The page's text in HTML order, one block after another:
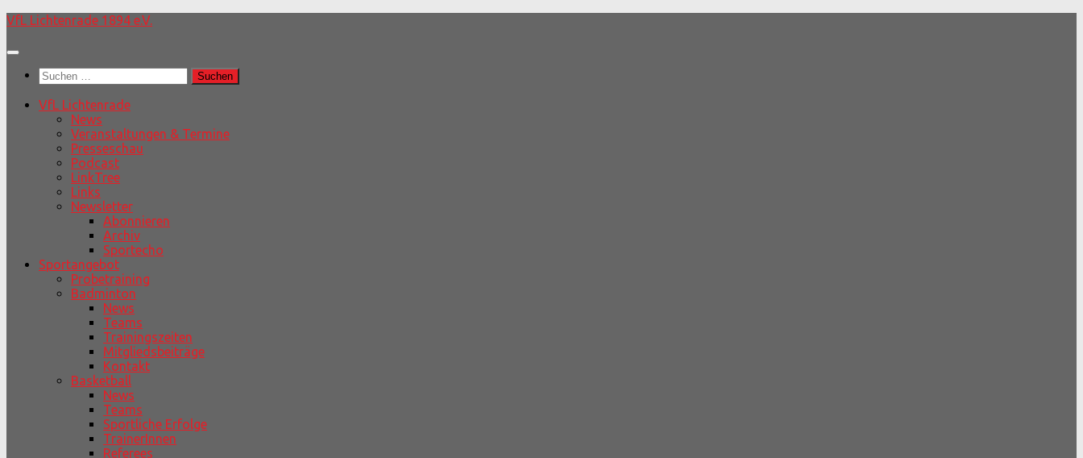
Unter
Inhalt
VfL Lichtenrade 1894 e.V.
Suchen
nach:
VfL Lichtenrade
News
Veranstaltungen & Termine
Presseschau
Podcast
LinkTree
Links
Newsletter
Abonnieren
Archiv
Sportecho
Sportangebot
Probetraining
Badminton
News
Teams
Trainingszeiten
Mitgliedsbeiträge
Kontakt
Basketball
News
Teams
Sportliche Erfolge
TrainerInnen
Referees